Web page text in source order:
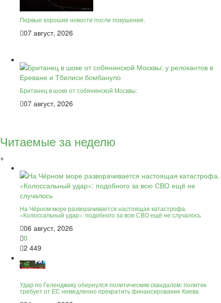
Первые хорошие новости после покушения.
07 август, 2026
Британец в шоке от собянинской Москвы:
07 август, 2026
Читаемые за неделю
+
На Чёрном море разворачивается настоящая катастрофа.
«Колоссальный удар»: подобного за всю СВО ещё не случалось
06 август, 2026
0
2 449
Удар по Геленджику обернулся политическим скандалом: политик
требует от ЕС немедленно прекратить финансирование Киева